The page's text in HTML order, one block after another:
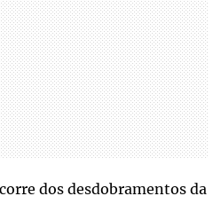
dos desdobramentos da